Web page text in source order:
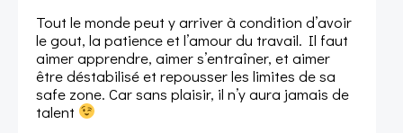
Tout le monde peut y arriver à condition d’avoir
le gout, la patience et l’amour du travail. Il faut
aimer apprendre, aimer s’entraîner, et aimer
être déstabilisé et repousser les limites de sa
safe zone. Car sans plaisir, il n’y aura jamais de
talent